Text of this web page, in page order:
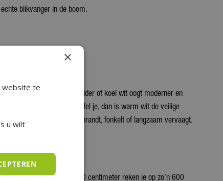
blikvanger in de boom.
is het meest gekozen. Helder of koel wit oogt moderner en
vrolijk, speels effect. Twijfel je, dan is warm wit de veilige
kiest of het licht rustig brandt, fonkelt of langzaam vervaagt.
voor een boom van 180 centimeter reken je op zo’n 600
×
website te
u wilt